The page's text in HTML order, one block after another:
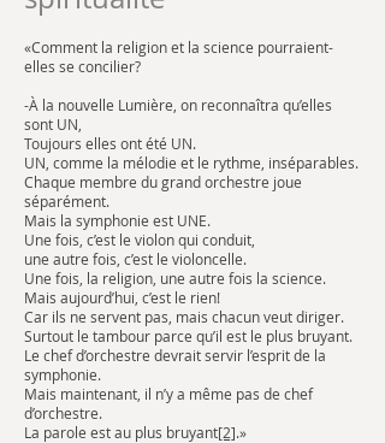
«Comment la religion et la science pourraient-
elles se concilier?
-À la nouvelle Lumière, on reconnaîtra qu’elles
sont UN,
Toujours elles ont été UN.
UN, comme la mélodie et le rythme, inséparables.
Chaque membre du grand orchestre joue
séparément.
Mais la symphonie est UNE.
Une fois, c’est le violon qui conduit,
une autre fois, c’est le violoncelle.
Une fois, la religion, une autre fois la science.
Mais aujourd’hui, c’est le rien!
Car ils ne servent pas, mais chacun veut diriger.
Surtout le tambour parce qu’il est le plus bruyant.
Le chef d’orchestre devrait servir l’esprit de la
symphonie.
Mais maintenant, il n’y a même pas de chef
d’orchestre.
La parole est au plus bruyant[2].»